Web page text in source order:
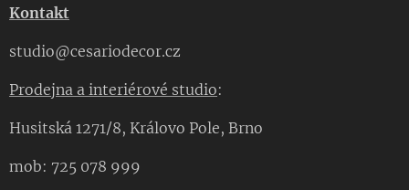
Kontakt
studio@cesariodecor.cz
Prodejna a interiérové studio:
Husitská 1271/8, Královo Pole, Brno
mob: 725 078 999